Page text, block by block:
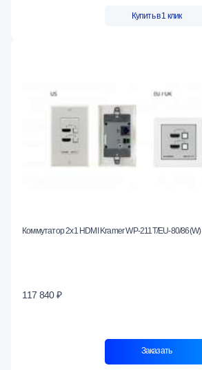
Купить в 1 клик
Коммутатор 2х1 HDMI Kramer WP-211T/EU-80/86(W)
117 840 ₽
Заказать